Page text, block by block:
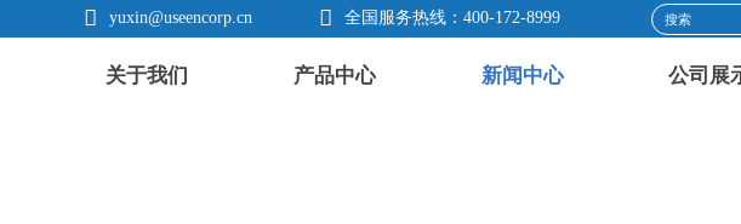
 yuxin@useencorp.cn  全国服务热线：400-172-8999
关于我们 产品中心 新闻中心 公司展